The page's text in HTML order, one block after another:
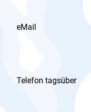
eMail
Telefon tagsüber